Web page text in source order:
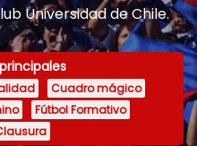
Universidad de Chile.
Cuadro mágico
Fútbol Formativo